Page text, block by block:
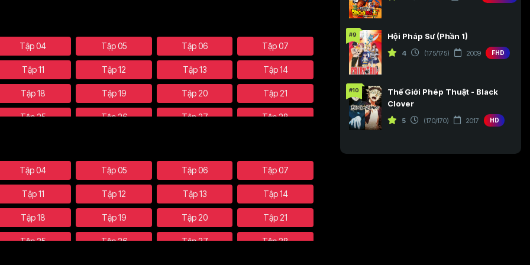
Tập 04 Tập 05 Tập 06 Tập 07
Tập 11 Tập 12 Tập 13 Tập 14
Tập 18 Tập 19 Tập 20 Tập 21
Tập 25 Tập 26 Tập 27 Tập 28
Tập 39-40 Tập 41 Tập 42 Tập 43
Tập 47 Tập 48-49 Tập 50 Tập 51
Tập 55 Tập 56 Tập 57 Tập 58
Tập 62 Tập 63 Tập 64 Tập 65
Tập 04 Tập 05 Tập 06 Tập 07
Tập 11 Tập 12 Tập 13 Tập 14
Tập 18 Tập 19 Tập 20 Tập 21
Tập 25 Tập 26 Tập 27 Tập 28
#9 Hội Pháp Sư (Phần 1)
4 (175/175) 2009 FHD
#10
Thế Giới Phép Thuật - Black
Clover
5 (170/170) 2017 HD